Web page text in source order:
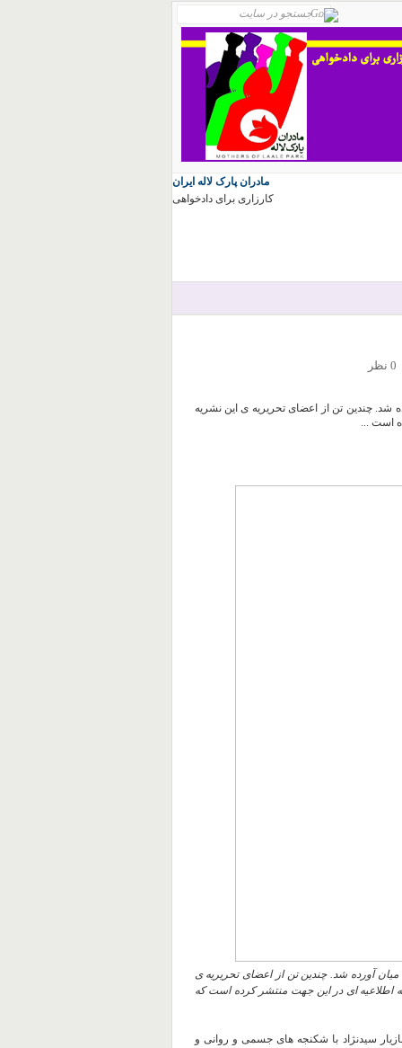
مادران پارک لاله ایران
کارزاری برای دادخواهی
0 نظر
شد. چندین تن از اعضای تحریریه ی این نشریه
است ...
آورده شد. چندین تن از اعضای تحریریه ی
اطلاعیه ای در این جهت منتشر کرده است که
سیدنژاد با شکنجه های جسمی و روانی و